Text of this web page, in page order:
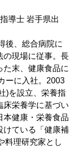
導士 岩手県出
後、総合病院に
の現場に従事。長
た末、健康食品に
ーに入社。2003
)を設立、栄養指
床栄養学に基づい
本健康・栄養食品
けている「健康補
料理研究家とし